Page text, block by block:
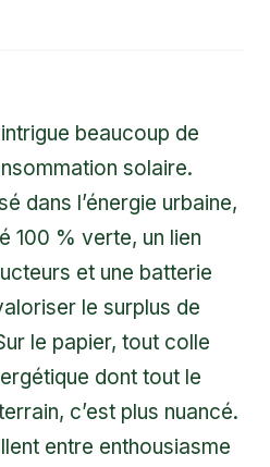
beaucoup de
solaire.
dans l’énergie urbaine,
100 % verte, un lien
et une batterie
le surplus de
le papier, tout colle
dont tout le
c’est plus nuancé.
entre enthousiasme